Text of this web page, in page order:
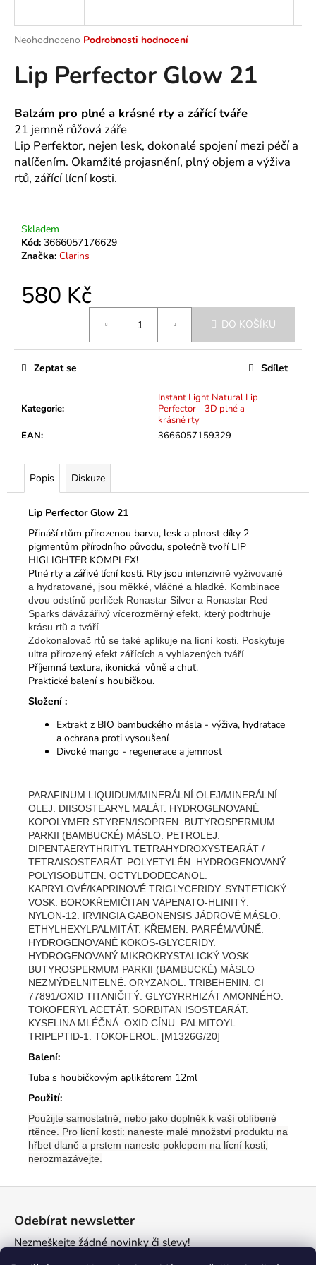
Průměrné
produktu
je
z
5
hvězdiček.
Neohodnoceno Podrobnosti hodnocení
Lip Perfector Glow 21
Balzám pro plné a krásné rty a zářící tváře
21 jemně růžová záře
Lip Perfektor, nejen lesk, dokonalé spojení mezi péčí a
nalíčením. Okamžité projasnění, plný objem a výživa
rtů, zářící lícní kosti.
Skladem
Kód: 3666057176629
Značka: Clarins
580 Kč
DO KOŠÍKU
Kategorie:
Instant Light Natural Lip
Perfector - 3D plné a
krásné rty
EAN: 3666057159329
Zeptat se Sdílet
Popis Diskuze
Lip Perfector Glow 21
Přináší rtům přirozenou barvu, lesk a plnost díky 2
pigmentům přírodního původu, společně tvoří LIP
HIGLIGHTER KOMPLEX!
Plné rty a zářivé lícní kosti. Rty jsou intenzivně vyživované
a hydratované, jsou měkké, vláčné a hladké. Kombinace
dvou odstínů perliček Ronastar Silver a Ronastar Red
Sparks dávázářivý vícerozměrný efekt, který podtrhuje
krásu rtů a tváří.
Zdokonalovač rtů se také aplikuje na lícní kosti. Poskytuje
ultra přirozený efekt zářících a vyhlazených tváří.
Příjemná textura, ikonická vůně a chuť.
Praktické balení s houbičkou.
Složení :
Extrakt z BIO bambuckého másla - výživa, hydratace
a ochrana proti vysoušení
Divoké mango - regenerace a jemnost
PARAFINUM LIQUIDUM/MINERÁLNÍ OLEJ/MINERÁLNÍ
OLEJ. DIISOSTEARYL MALÁT. HYDROGENOVANÉ
KOPOLYMER STYREN/ISOPREN. BUTYROSPERMUM
PARKII (BAMBUCKÉ) MÁSLO. PETROLEJ.
DIPENTAERYTHRITYL TETRAHYDROXYSTEARÁT /
TETRAISOSTEARÁT. POLYETYLÉN. HYDROGENOVANÝ
POLYISOBUTEN. OCTYLDODECANOL.
KAPRYLOVÉ/KAPRINOVÉ TRIGLYCERIDY. SYNTETICKÝ
VOSK. BOROKŘEMIČITAN VÁPENATO-HLINITÝ.
NYLON-12. IRVINGIA GABONENSIS JÁDROVÉ MÁSLO.
ETHYLHEXYLPALMITÁT. KŘEMEN. PARFÉM/VŮNĚ.
HYDROGENOVANÉ KOKOS-GLYCERIDY.
HYDROGENOVANÝ MIKROKRYSTALICKÝ VOSK.
BUTYROSPERMUM PARKII (BAMBUCKÉ) MÁSLO
NEZMÝDELNITELNÉ. ORYZANOL. TRIBEHENIN. CI
77891/OXID TITANIČITÝ. GLYCYRRHIZÁT AMONNÉHO.
TOKOFERYL ACETÁT. SORBITAN ISOSTEARÁT.
KYSELINA MLÉČNÁ. OXID CÍNU. PALMITOYL
TRIPEPTID-1. TOKOFEROL. [M1326G/20]
Balení:
Tuba s houbičkovým aplikátorem 12ml
Použití:
Použijte samostatně, nebo jako doplněk k vaší oblíbené
rtěnce. Pro lícní kosti: naneste malé množství produktu na
hřbet dlaně a prstem naneste poklepem na lícní kosti,
nerozmazávejte.
j
t
HLEDAT
D
o
p
j
a
Odebírat newsletter
Nezmeškejte žádné novinky či slevy!